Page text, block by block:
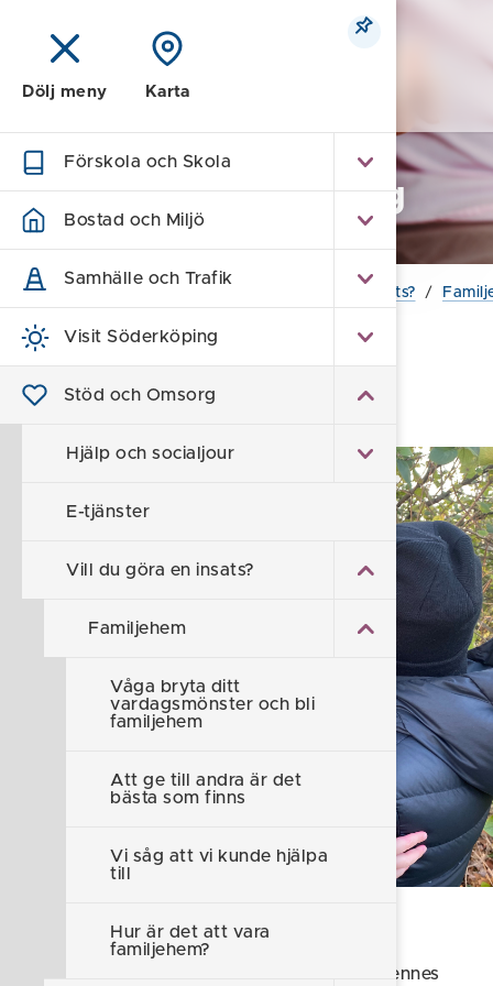
Meny
Dölj meny Karta
Förskola och Skola
Bostad och Miljö
Samhälle och Trafik
Visit Söderköping
Stöd och Omsorg
Hjälp och socialjour
E-tjänster
Vill du göra en insats?
Familjehem
Våga bryta ditt
vardagsmönster och bli
familjehem
Att ge till andra är det
bästa som finns
Vi såg att vi kunde hjälpa
till
Hur är det att vara
familjehem?
Stöd och Omsorg
Hem Vill du göra en insats? /
Att ge till andra är det
bästa som finns
En artikel om familjehem
I utkanten av Valdemarsvik bor Katarina, hennes